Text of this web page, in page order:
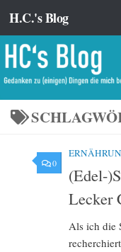
Zum Inhalt springen
H.C.'s Blog
0
(Edel-
Lecker
Als ich die